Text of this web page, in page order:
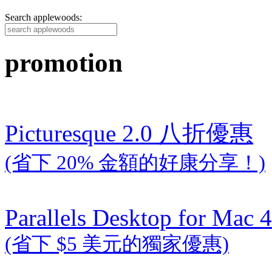
Search applewoods:
promotion
Picturesque 2.0 八折優惠
(省下 20% 金額的好康分享！)
Parallels Desktop for Mac
(省下 $5 美元的獨家優惠)